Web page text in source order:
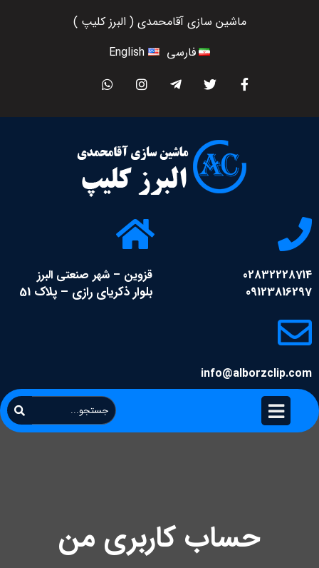
ماشين سازي آقامحمدي ( البرز کلیپ )
فارسی
English
02832228714
09123816297
قزوین – شهر صنعتی البرز
بلوار ذکریای رازی – پلاک 51
info@alborzclip.com
حساب کاربری من